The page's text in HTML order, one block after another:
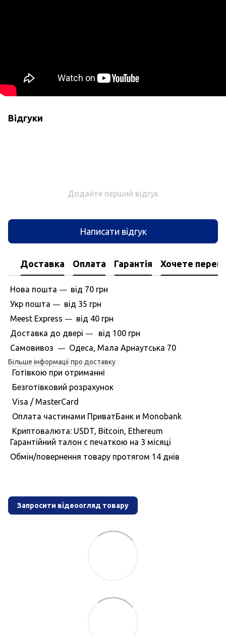
Відгуки
Додайте перший відгук
Написати відгук
Доставка Оплата Гарантія Хочете
Нова пошта — вiд 70 грн
Укр пошта — вiд 35 грн
Meest Express — вiд 40 грн
Доставка до дверi —вiд 100 грн
Самовивоз
— Одеса, Мала Арнаутська 70
Більше інформації про доставку
Готівкою при отриманні
Безготівковий розрахунок
Visa / MasterCard
Оплата частинами ПриватБанк и Monobank
Криптовалюта: USDT, Bitcoin, Ethereum
Гарантiйний талон с печаткою на 3 мiсяцi
Обмiн/повернення товару протягом 14 днiв
Запросити відеоогляд товару